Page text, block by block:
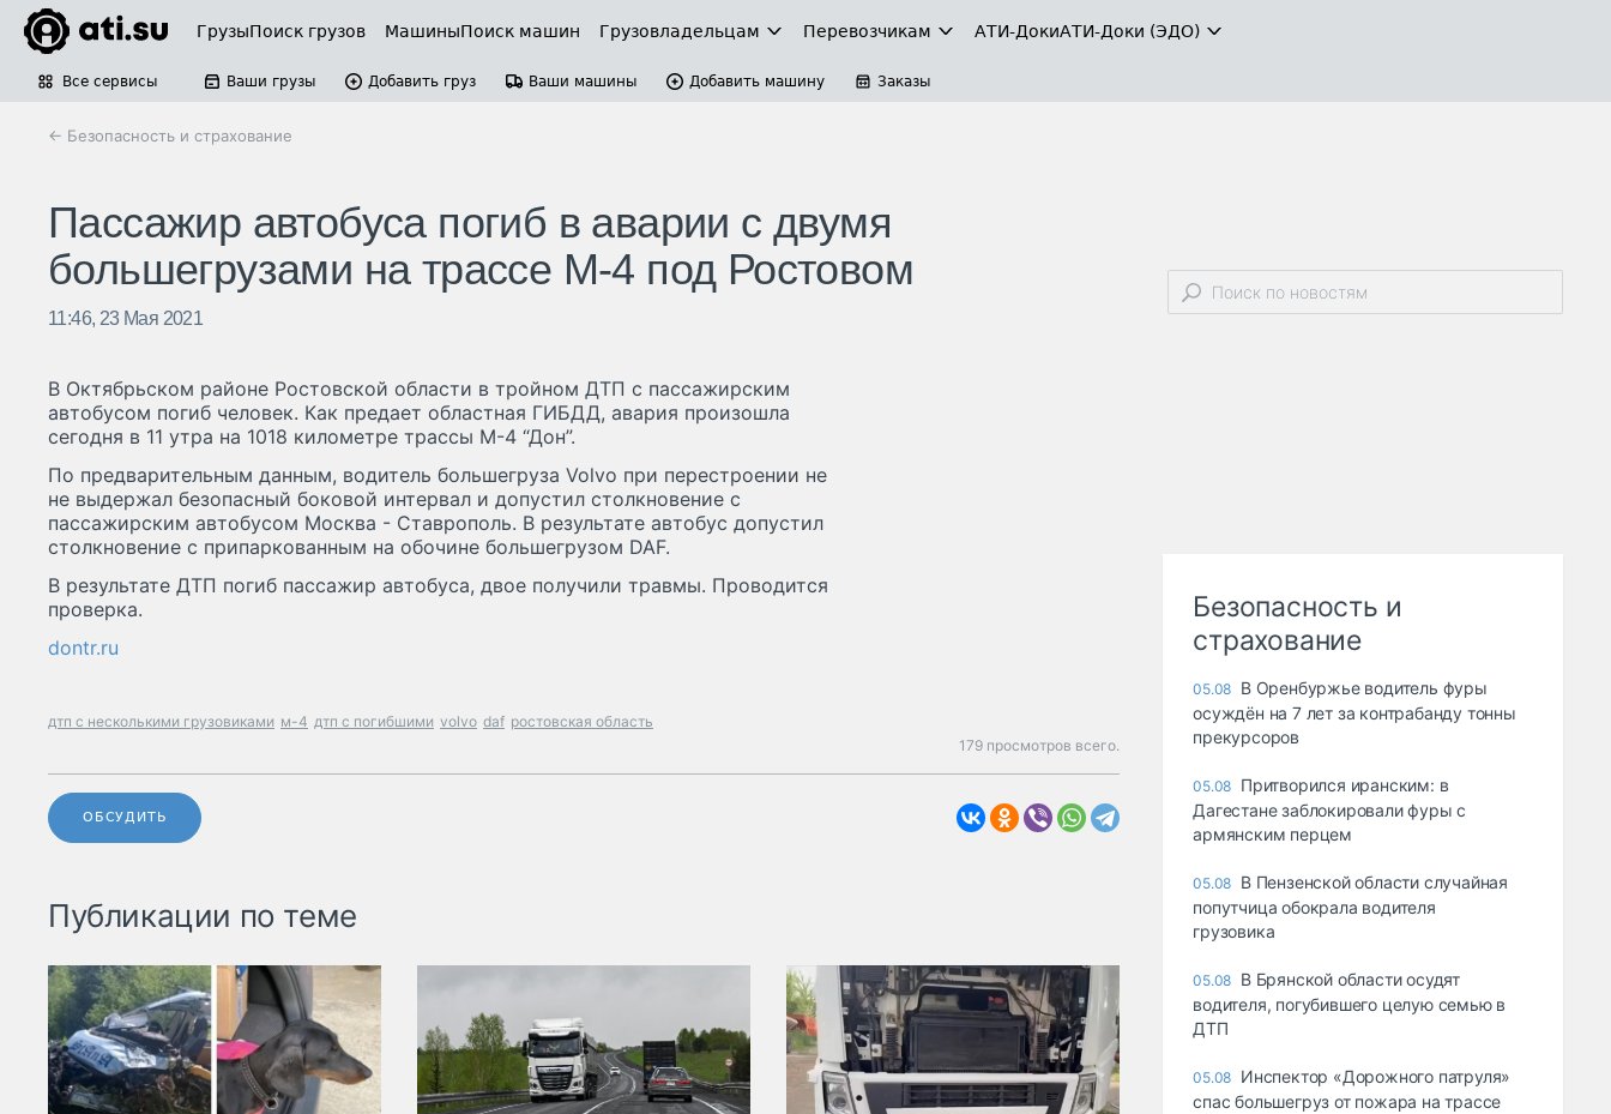
ГрузыПоиск грузов МашиныПоиск машин Грузовладельцам Перевозчикам АТИ-ДокиАТИ-Доки (ЭДО)
Все сервисы Ваши грузы Добавить груз Ваши машины Добавить машину Заказы
← Безопасность и страхование
Пассажир автобуса погиб в аварии с двумя
большегрузами на трассе М-4 под Ростовом
11:46, 23 Мая 2021
В Октябрьском районе Ростовской области в тройном ДТП с пассажирским
автобусом погиб человек. Как предает областная ГИБДД, авария произошла
сегодня в 11 утра на 1018 километре трассы М-4 “Дон”.
По предварительным данным, водитель большегруза Volvo при перестроении не
не выдержал безопасный боковой интервал и допустил столкновение с
пассажирским автобусом Москва - Ставрополь. В результате автобус допустил
столкновение с припаркованным на обочине большегрузом DAF.
В результате ДТП погиб пассажир автобуса, двое получили травмы. Проводится
проверка.
dontr.ru
дтп с несколькими грузовиками м-4 дтп с погибшими volvo daf ростовская область
179 просмотров всего.
ОБСУДИТЬ
Публикации по теме
Безопасность и
страхование
05.08 В Оренбуржье водитель фуры
осуждён на 7 лет за контрабанду тонны
прекурсоров
05.08 Притворился иранским: в
Дагестане заблокировали фуры с
армянским перцем
05.08 В Пензенской области случайная
попутчица обокрала водителя
грузовика
05.08 В Брянской области осудят
водителя, погубившего целую семью в
ДТП
05.08 Инспектор «Дорожного патруля»
спас большегруз от пожара на трассе